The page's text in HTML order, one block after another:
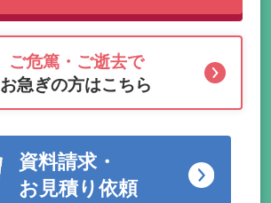
ご危篤・ご逝去で
お急ぎの方はこちら
資料請求・
お見積り依頼